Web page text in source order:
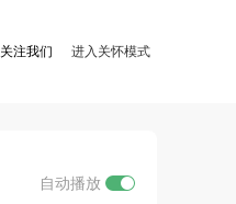
关注我们 进入关怀模式
自动播放